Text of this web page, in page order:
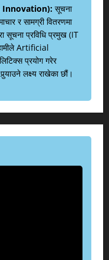
& Innovation): सूचना
र सामग्री वितरणमा
सूचना प्रविधि प्रमुख (IT
Artificial
प्रयोग गरेर
लक्ष्य राखेका छौं।